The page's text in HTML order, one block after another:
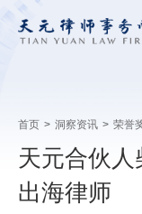
首页 > 洞察资讯 > 荣誉
天元合伙
出海律师